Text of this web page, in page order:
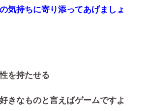
気持ちに寄り添ってあげましょ
を持たせる
きなものと言えばゲームですよ